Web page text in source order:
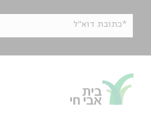
*כתובת דוא"ל